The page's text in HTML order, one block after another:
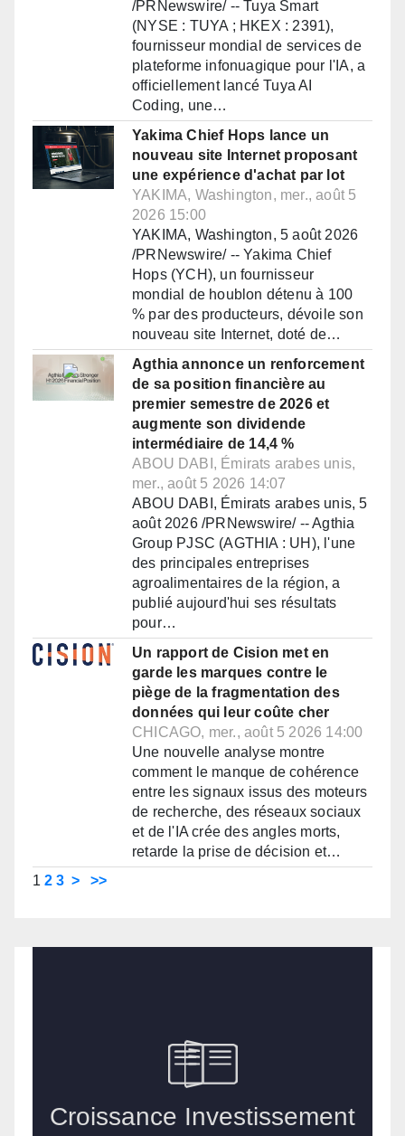
/PRNewswire/ -- Tuya Smart
(NYSE : TUYA ; HKEX : 2391),
fournisseur mondial de services de
plateforme infonuagique pour l'IA, a
officiellement lancé Tuya AI
Coding, une…
Yakima Chief Hops lance un
nouveau site Internet proposant
une expérience d'achat par lot
YAKIMA, Washington, mer., août 5
2026 15:00
YAKIMA, Washington, 5 août 2026
/PRNewswire/ -- Yakima Chief
Hops (YCH), un fournisseur
mondial de houblon détenu à 100
% par des producteurs, dévoile son
nouveau site Internet, doté de…
Agthia annonce un renforcement
de sa position financière au
premier semestre de 2026 et
augmente son dividende
intermédiaire de 14,4 %
ABOU DABI, Émirats arabes unis,
mer., août 5 2026 14:07
ABOU DABI, Émirats arabes unis, 5
août 2026 /PRNewswire/ -- Agthia
Group PJSC (AGTHIA : UH), l'une
des principales entreprises
agroalimentaires de la région, a
publié aujourd'hui ses résultats
pour…
Un rapport de Cision met en
garde les marques contre le
piège de la fragmentation des
données qui leur coûte cher
CHICAGO, mer., août 5 2026 14:00
Une nouvelle analyse montre
comment le manque de cohérence
entre les signaux issus des moteurs
de recherche, des réseaux sociaux
et de l'IA crée des angles morts,
retarde la prise de décision et…
1 2 3 > >>